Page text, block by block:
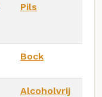
Pils
Bock
Alcoholvrij